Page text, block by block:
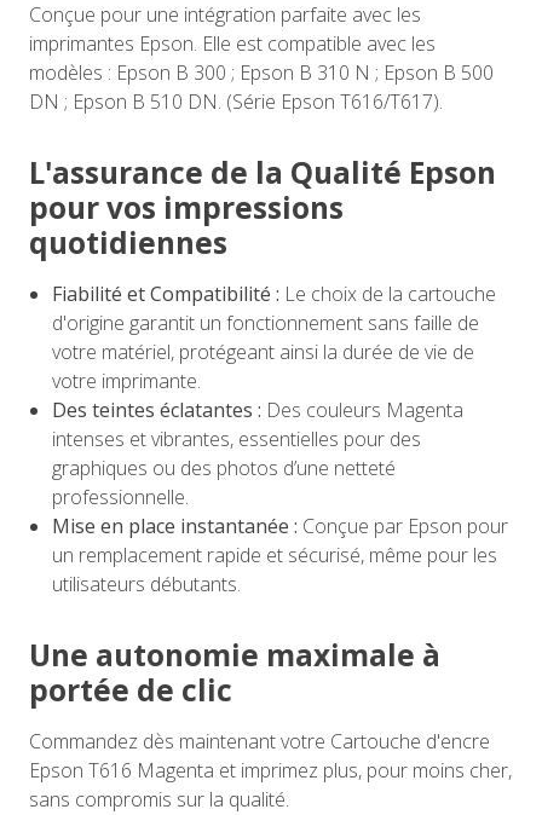
Conçue pour une intégration parfaite avec les
imprimantes Epson. Elle est compatible avec les
modèles : Epson B 300 ; Epson B 310 N ; Epson B 500
DN ; Epson B 510 DN. (Série Epson T616/T617).
L'assurance de la Qualité Epson
pour vos impressions
quotidiennes
Fiabilité et Compatibilité : Le choix de la cartouche
d'origine garantit un fonctionnement sans faille de
votre matériel, protégeant ainsi la durée de vie de
votre imprimante.
Des teintes éclatantes : Des couleurs Magenta
intenses et vibrantes, essentielles pour des
graphiques ou des photos d’une netteté
professionnelle.
Mise en place instantanée : Conçue par Epson pour
un remplacement rapide et sécurisé, même pour les
utilisateurs débutants.
Une autonomie maximale à
portée de clic
Commandez dès maintenant votre Cartouche d'encre
Epson T616 Magenta et imprimez plus, pour moins cher,
sans compromis sur la qualité.